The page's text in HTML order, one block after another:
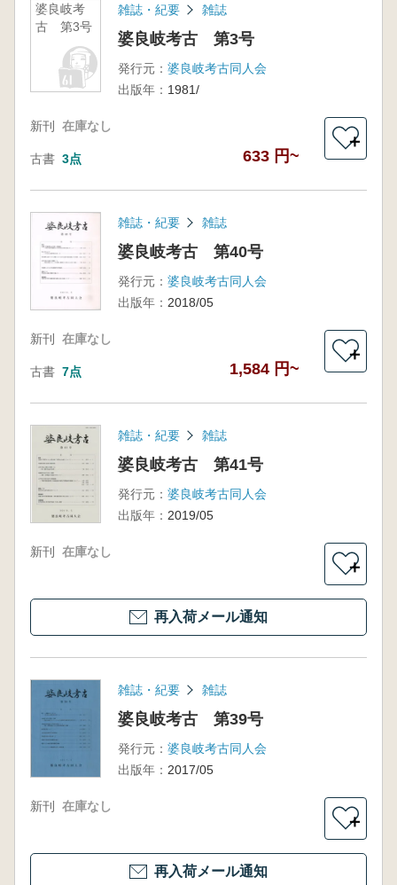
婆良岐考
古 第3号
雑誌・紀要 雑誌
婆良岐考古 第3号
発行元： 婆良岐考古同人会
出版年： 1981/
新刊 在庫なし
古書 3点 633 円~
＋
雑誌・紀要 雑誌
婆良岐考古 第40号
発行元： 婆良岐考古同人会
出版年： 2018/05
新刊 在庫なし
古書 7点 1,584 円~
＋
雑誌・紀要 雑誌
婆良岐考古 第41号
発行元： 婆良岐考古同人会
出版年： 2019/05
新刊 在庫なし
＋
再入荷メール通知
雑誌・紀要 雑誌
婆良岐考古 第39号
発行元： 婆良岐考古同人会
出版年： 2017/05
新刊 在庫なし
＋
再入荷メール通知